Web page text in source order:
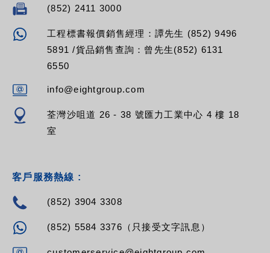
(852) 2411 3000
工程標書報價銷售經理：譚先生 (852) 9496
5891 /貨品銷售查詢：曾先生(852) 6131
6550
info@eightgroup.com
荃灣沙咀道 26 - 38 號匯力工業中心 4 樓 18
室
客戶服務熱線 :
(852) 3904 3308
(852) 5584 3376（只接受文字訊息）